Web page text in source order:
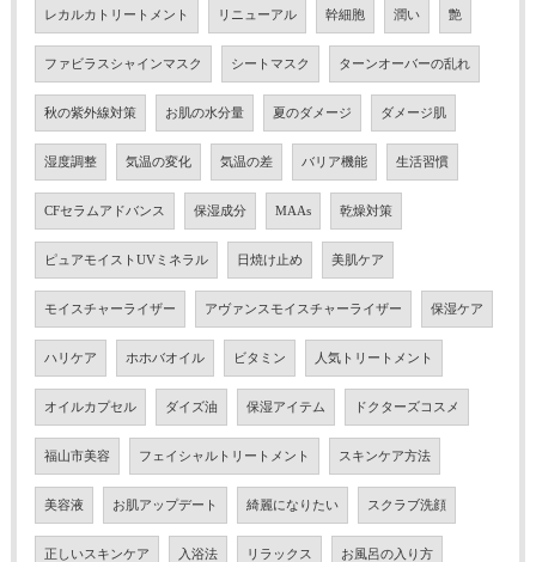
レカルカトリートメント リニューアル 幹細胞 潤い 艶
ファビラスシャインマスク シートマスク ターンオーバーの乱れ
秋の紫外線対策 お肌の水分量 夏のダメージ ダメージ肌
湿度調整 気温の変化 気温の差 バリア機能 生活習慣
CFセラムアドバンス 保湿成分 MAAs 乾燥対策
ピュアモイストUVミネラル 日焼け止め 美肌ケア
モイスチャーライザー アヴァンスモイスチャーライザー 保湿ケア
ハリケア ホホバオイル ビタミン 人気トリートメント
オイルカプセル ダイズ油 保湿アイテム ドクターズコスメ
福山市美容 フェイシャルトリートメント スキンケア方法
美容液 お肌アップデート 綺麗になりたい スクラブ洗顔
正しいスキンケア 入浴法 リラックス お風呂の入り方